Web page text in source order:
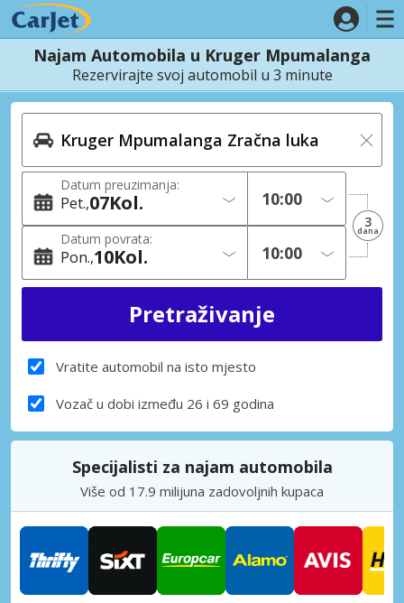
Najam Automobila u Kruger Mpumalanga
Rezervirajte svoj automobil u 3 minute
Datum preuzimanja:
Pet. 07Kol.
Datum povrata:
Pon. 10Kol.
3
dana
Vratite automobil na isto mjesto
Vozač u dobi između 26 i 69 godina
Specijalisti za najam automobila
Više od 17.9 milijuna zadovoljnih kupaca